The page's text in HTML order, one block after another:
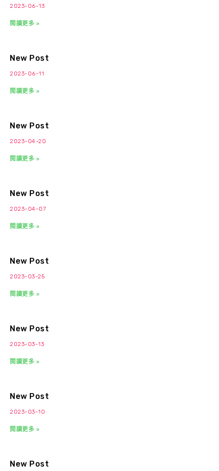
2023-06-13
閱讀更多 »
New Post
2023-06-11
閱讀更多 »
New Post
2023-04-20
閱讀更多 »
New Post
2023-04-07
閱讀更多 »
New Post
2023-03-25
閱讀更多 »
New Post
2023-03-13
閱讀更多 »
New Post
2023-03-10
閱讀更多 »
New Post